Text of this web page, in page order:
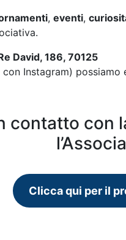
, eventi,
David, 186, 70125
Instagram) possiamo
contatto con
Clicca qui per il